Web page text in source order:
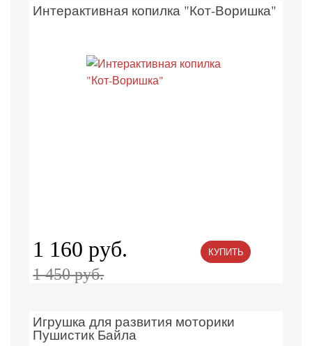
Интерактивная копилка "Кот-Воришка"
1 160 руб.
1 450 руб.
КУПИТЬ
Игрушка для развития моторики
Пушистик Байла